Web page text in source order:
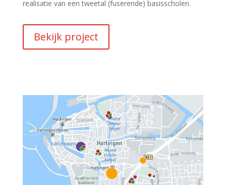
realisatie van een tweetal (fuserende) basisscholen.
Bekijk project